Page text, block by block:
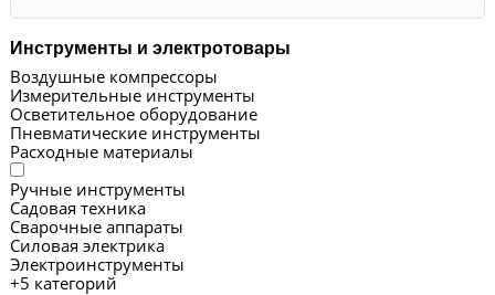
Инструменты и электротовары
Воздушные компрессоры
Измерительные инструменты
Осветительное оборудование
Пневматические инструменты
Расходные материалы
Ручные инструменты
Садовая техника
Сварочные аппараты
Силовая электрика
Электроинструменты
+5 категорий